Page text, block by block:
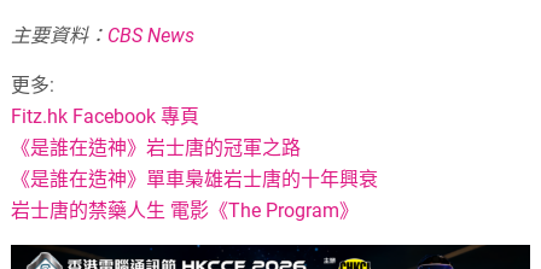
主要資料： CBS News
更多:
Fitz.hk Facebook 專頁
《是誰在造神》岩士唐的冠軍之路
《是誰在造神》單車梟雄岩士唐的十年興衰
岩士唐的禁藥人生 電影《The Program》